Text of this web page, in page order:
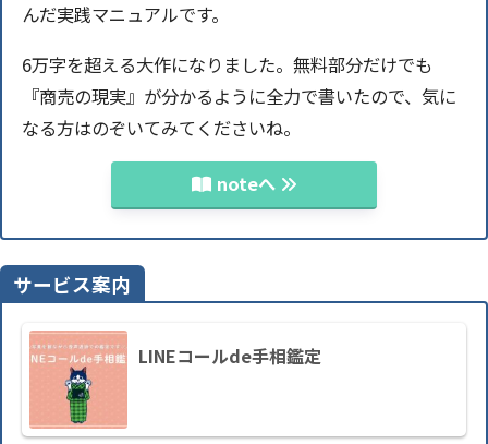
んだ実践マニュアルです。
6万字を超える大作になりました。無料部分だけでも
『商売の現実』が分かるように全力で書いたので、気に
なる方はのぞいてみてくださいね。
noteへ
サービス案内
LINEコールde手相鑑定